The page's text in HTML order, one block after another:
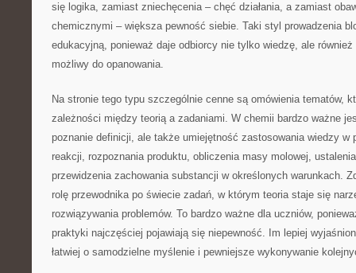
się logika, zamiast zniechęcenia – chęć działania, a zamiast
chemicznymi – większa pewność siebie. Taki styl prowadzenia
edukacyjną, ponieważ daje odbiorcy nie tylko wiedzę, ale
możliwy do opanowania.
Na stronie tego typu szczególnie cenne są omówienia tematów,
zależności między teorią a zadaniami. W chemii bardzo ważne
poznanie definicji, ale także umiejętność zastosowania wiedzy w
reakcji, rozpoznania produktu, obliczenia masy molowej,
przewidzenia zachowania substancji w określonych warunkach.
rolę przewodnika po świecie zadań, w którym teoria staje się
rozwiązywania problemów. To bardzo ważne dla uczniów,
praktyki najczęściej pojawiają się niepewność. Im lepiej
łatwiej o samodzielne myślenie i pewniejsze wykonywanie